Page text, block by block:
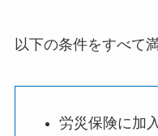
以下の条件をすべて
労災保険に加